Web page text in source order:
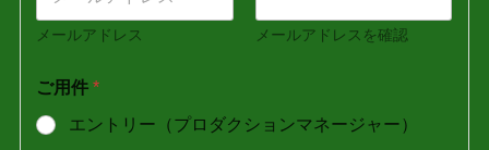
メールアドレス メールアドレスを確認
ご用件*
エントリー（プロダクションマネージャー）